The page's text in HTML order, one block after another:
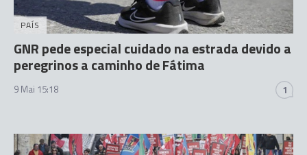
PAÍS
GNR pede especial cuidado na estrada devido a
peregrinos a caminho de Fátima
9 Mai 15:18 1